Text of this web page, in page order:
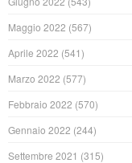
Maggio 2022 (567)
Aprile 2022 (541)
Marzo 2022 (577)
Febbraio 2022 (570)
Gennaio 2022 (244)
Settembre 2021 (315)